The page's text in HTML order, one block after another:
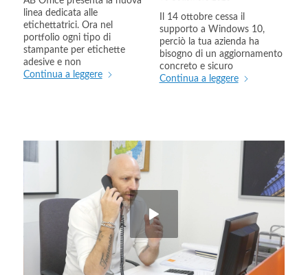
linea dedicata alle
etichettatrici. Ora nel
portfolio ogni tipo di
stampante per etichette
adesive e non
Continua a leggere
Il 14 ottobre cessa il
supporto a Windows 10,
perciò la tua azienda ha
bisogno di un aggiornamento
concreto e sicuro
Continua a leggere